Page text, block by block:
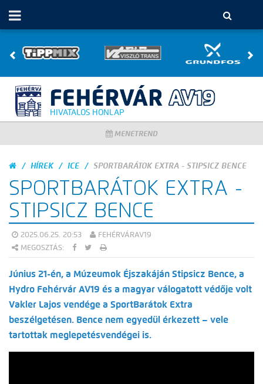
HIVATALOS HONLAP
MENETREND
HÍREK ICE SPORTBARÁTOK EXTRA - STIPSICZ BENCE
SPORTBARÁTOK EXTRA -
STIPSICZ BENCE
2025.06.25. 20:53
FEHÉRVÁRAV19
MEGOSZTÁS:
Június 21-én, a Múzeumok Éjszakáján Stipsicz Bence, a
Hydro Fehérvár AV19 és a magyar válogatott védője volt
Vakler Lajos vendége a SportBarátok Extra
beszélgetésen. Bence nem egyedül érkezett – vele
tartottak meglepetésvendégei is.